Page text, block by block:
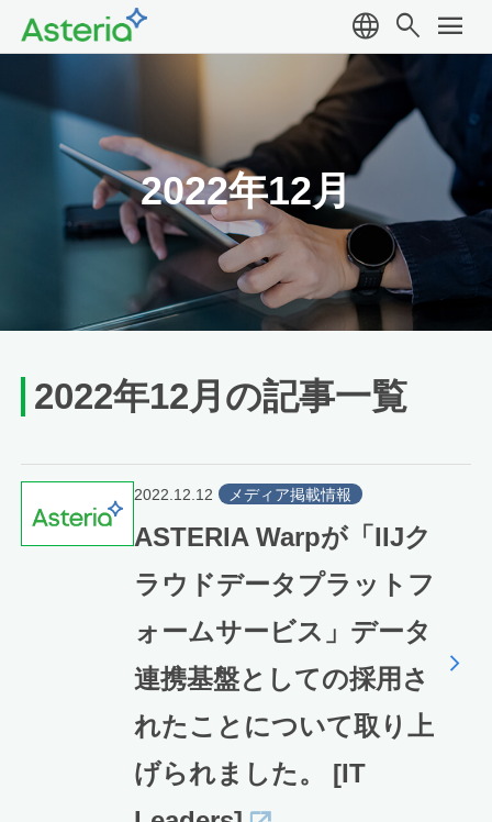
language search menu
2022年12月
2022年12月の記事一覧
2022.12.12 メディア掲載情報
ASTERIA Warpが「IIJク
ラウドデータプラットフ
ォームサービス」データ
連携基盤としての採用さ
れたことについて取り上
げられました。 [IT